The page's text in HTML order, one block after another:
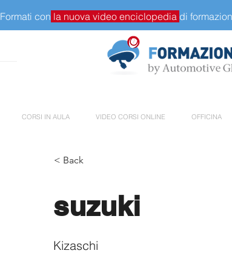
Formati con la nuova video enciclopedia di
CORSI IN AULA VIDEO CORSI ONLINE OFFICINA
< Back
suzuki
Kizaschi